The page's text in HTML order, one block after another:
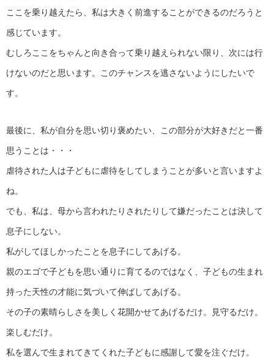
ここを乗り越えたら、私は大きく前進することができるのだろうと
感じています。
むしろここをちゃんと向き合って乗り越えられない限り、次には行
けないのだと思います。このチャンスを逃さないようにしたいで
す。
最後に、私が自分を思い切り褒めたい、この部分が大好きだと一番
思うことは・・・
虐待された人は子どもに虐待をしてしまうことが多いと言いますよ
ね。
でも、私は、母から言われたりされたりして嫌だったことは決して
息子にしない。
私がしてほしかったことを息子にしてあげる。
親のエゴで子どもを思い通りに育てるのではなく、子どもの生まれ
持った天性の才能に気づいて伸ばしてあげる。
その子の素晴らしさを美しく花開かせてあげるだけ。見守るだけ。
楽しむだけ。
私を選んで生まれてきてくれた子どもに感謝して愛を注ぐだけ。